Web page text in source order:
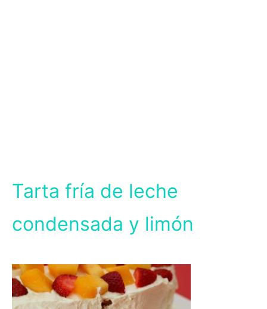
Tarta fría de leche
condensada y limón